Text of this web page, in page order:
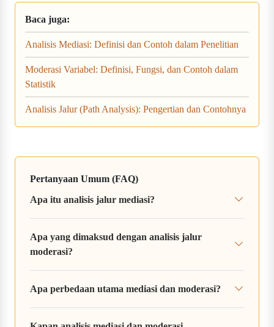
Baca juga:
Analisis Mediasi: Definisi dan Contoh dalam Penelitian
Moderasi Variabel: Definisi, Fungsi, dan Contoh dalam
Statistik
Analisis Jalur (Path Analysis): Pengertian dan Contohnya
Pertanyaan Umum (FAQ)
Apa itu analisis jalur mediasi?
Apa yang dimaksud dengan analisis jalur
moderasi?
Apa perbedaan utama mediasi dan moderasi?